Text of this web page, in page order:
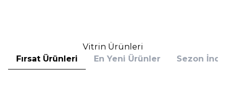
Vitrin Ürünleri
Fırsat Ürünleri
En Yeni Ürünler Sezon